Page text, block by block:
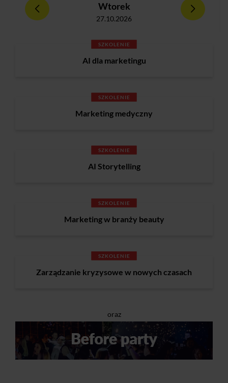
Wtorek
27.10.2026
SZKOLENIE
AI dla marketingu
SZKOLENIE
Marketing medyczny
SZKOLENIE
AI Storytelling
SZKOLENIE
Marketing w branży beauty
SZKOLENIE
Zarządzanie kryzysowe w nowych czasach
oraz